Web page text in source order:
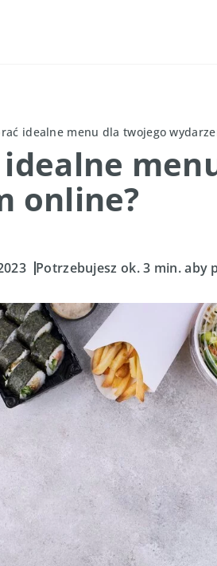
idealne menu dla twojego
online?
Potrzebujesz ok. 3 min. aby